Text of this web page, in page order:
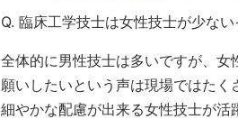
Q. 臨床工学技士は女性技士が少な
全体的に男性技士は多いですが、
願いしたいという声は現場ではたく
細やかな配慮が出来る女性技士が活